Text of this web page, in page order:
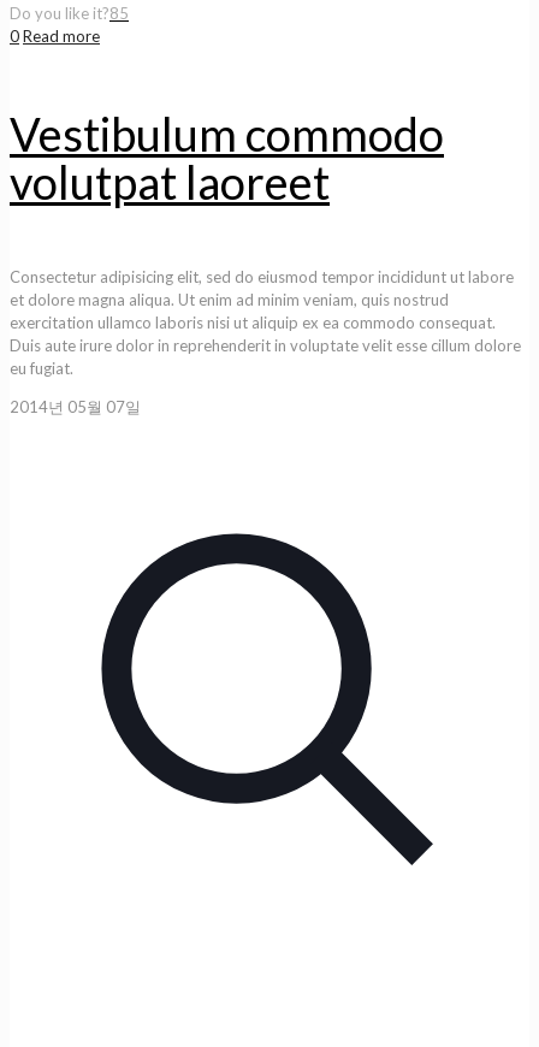
Do you like it?85
0Read more
Vestibulum commodo
volutpat laoreet
Consectetur adipisicing elit, sed do eiusmod tempor incididunt ut labore
et dolore magna aliqua. Ut enim ad minim veniam, quis nostrud
exercitation ullamco laboris nisi ut aliquip ex ea commodo consequat.
Duis aute irure dolor in reprehenderit in voluptate velit esse cillum dolore
eu fugiat.
2014년 05월 07일